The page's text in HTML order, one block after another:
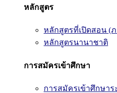
หลักสูตร
หลักสูตรที่เปิดสอน (
หลักสูตรนานาชาติ
การสมัครเข้าศึกษา
การสมัครเข้าศึกษ